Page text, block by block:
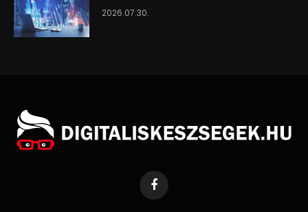
2026.07.30.
Facebook